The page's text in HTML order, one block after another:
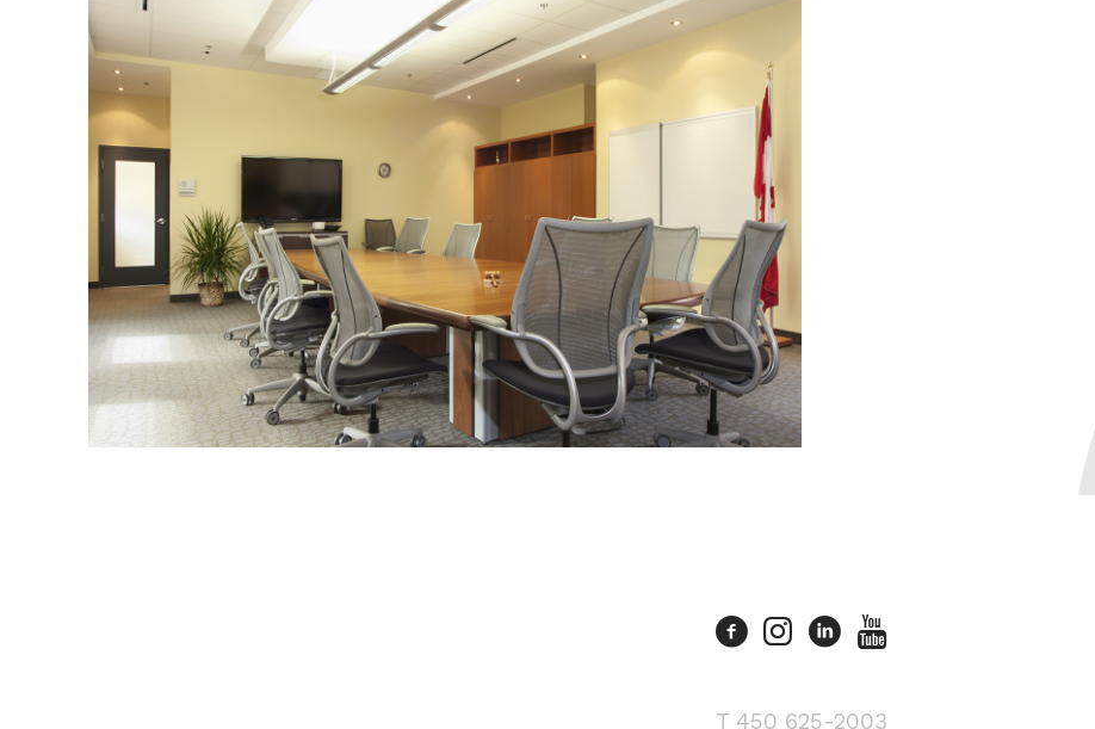
T 450 625-2003